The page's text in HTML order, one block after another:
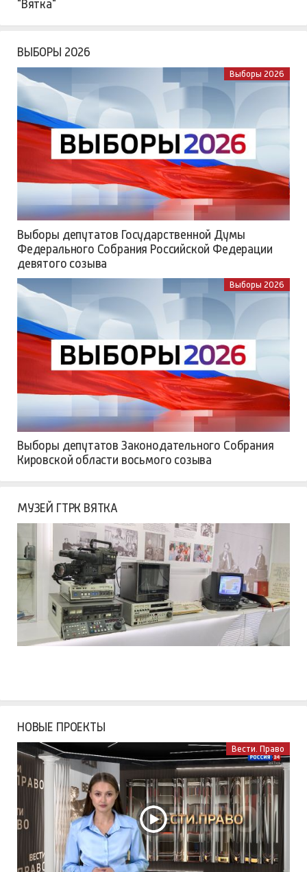
"Вятка"
ВЫБОРЫ 2026
Выборы 2026
Выборы депутатов Государственной Думы
Федерального Собрания Российской Федерации
девятого созыва
Выборы 2026
Выборы депутатов Законодательного Собрания
Кировской области восьмого созыва
МУЗЕЙ ГТРК ВЯТКА
НОВЫЕ ПРОЕКТЫ
Вести. Право